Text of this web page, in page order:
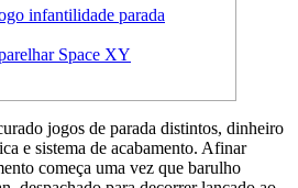
infantilidade parada
Space XY
jogos de parada distintos, dinheiro
e sistema de acabamento. Afinar
começa uma vez que barulho